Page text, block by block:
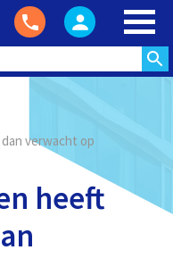
verwacht op
heeft